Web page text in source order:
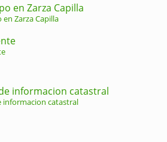
en Zarza Capilla
en Zarza Capilla
informacion catastral
informacion catastral